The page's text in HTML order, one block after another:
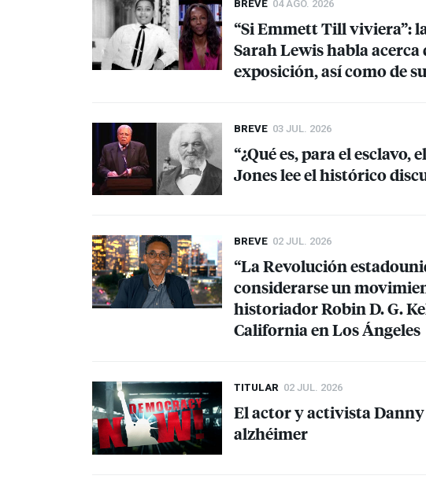
BREVE 04 AGO. 2026
“Si Emmett Till viviera”:
Sarah Lewis habla
exposición, así como de
BREVE 03 JUL. 2026
“¿Qué es, para el esclavo,
Jones lee el histórico
BREVE 02 JUL. 2026
“La Revolución
considerarse un
historiador Robin D. G.
California en Los Ángeles
TITULAR 02 JUL. 2026
El actor y activista Danny
alzhéimer